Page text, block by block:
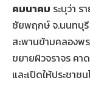
คมนาคม ระบุว่า
ชัยพฤกษ์ จ.นนทบุรี
สะพานข้ามคลองพ
ขยายผิวจราจร คา
และเปิดให้ประชา